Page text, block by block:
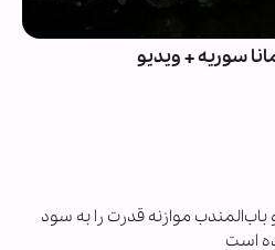
سوریه + ویدیو
باب‌المندب موازنه قدرت را به سود
است